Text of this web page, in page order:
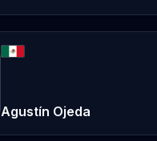
Agustín Ojeda